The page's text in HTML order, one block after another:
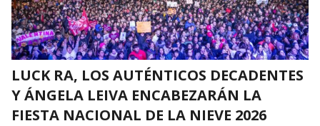
LUCK RA, LOS AUTÉNTICOS DECADENTES
Y ÁNGELA LEIVA ENCABEZARÁN LA
FIESTA NACIONAL DE LA NIEVE 2026